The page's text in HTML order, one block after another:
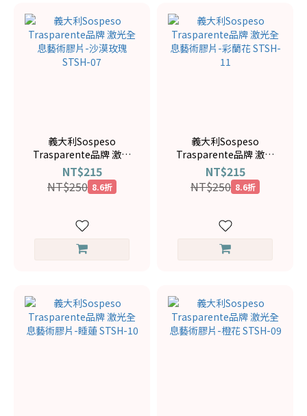
義大利Sospeso
Trasparente品牌 激光
全息藝術膠片-沙漠玫瑰
STSH-07
NT$215
NT$250 8.6折
義大利Sospeso
Trasparente品牌 激光
全息藝術膠片-彩蘭花
STSH-11
NT$215
NT$250 8.6折